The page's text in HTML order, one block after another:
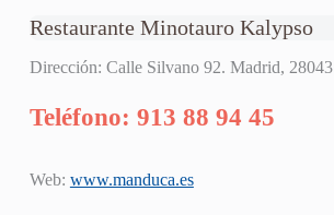
Restaurante Minotauro Kalypso
Dirección: Calle Silvano 92. Madrid, 28043
Teléfono: 913 88 94 45
Web: www.manduca.es